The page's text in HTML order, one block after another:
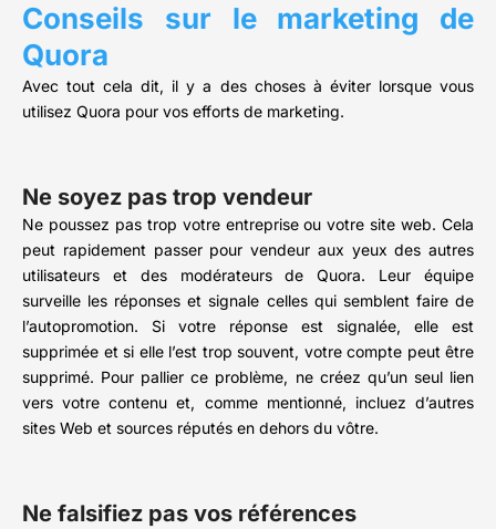
Conseils sur le marketing de
Quora
Avec tout cela dit, il y a des choses à éviter lorsque vous
utilisez Quora pour vos efforts de marketing.
Ne soyez pas trop vendeur
Ne poussez pas trop votre entreprise ou votre site web. Cela
peut rapidement passer pour vendeur aux yeux des autres
utilisateurs et des modérateurs de Quora. Leur équipe
surveille les réponses et signale celles qui semblent faire de
l’autopromotion. Si votre réponse est signalée, elle est
supprimée et si elle l’est trop souvent, votre compte peut être
supprimé. Pour pallier ce problème, ne créez qu’un seul lien
vers votre contenu et, comme mentionné, incluez d’autres
sites Web et sources réputés en dehors du vôtre.
Ne falsifiez pas vos références